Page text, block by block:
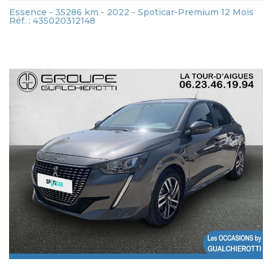
Essence - 35286 km - 2022 - Spoticar-Premium 12 Mois
Réf. : 435020312148